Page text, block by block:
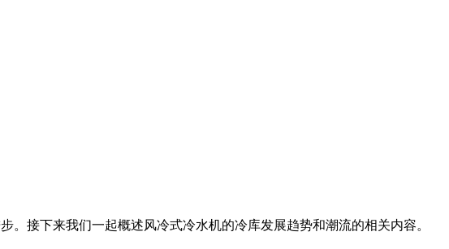
接下来我们一起概述风冷式冷水机的冷库发展趋势和潮流的相关内容。